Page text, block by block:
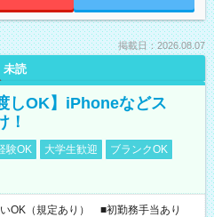
掲載日：2026.08.07
未読
しOK】iPhoneなどス
！
験OK 大学生歓迎
ブランクOK
OK（規定あり） ■初勤務手当あり